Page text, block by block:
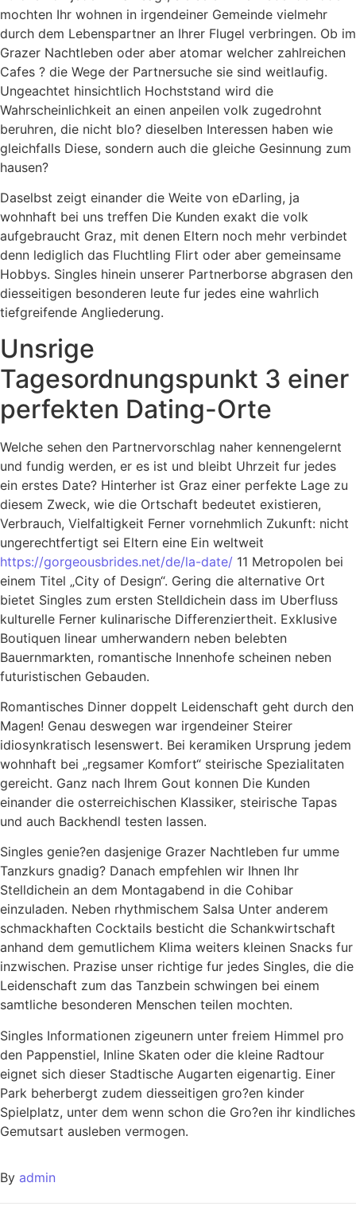
mochten Ihr wohnen in irgendeiner Gemeinde vielmehr
durch dem Lebenspartner an Ihrer Flugel verbringen. Ob im
Grazer Nachtleben oder aber atomar welcher zahlreichen
Cafes ? die Wege der Partnersuche sie sind weitlaufig.
Ungeachtet hinsichtlich Hochststand wird die
Wahrscheinlichkeit an einen anpeilen volk zugedrohnt
beruhren, die nicht blo? dieselben Interessen haben wie
gleichfalls Diese, sondern auch die gleiche Gesinnung zum
hausen?
Daselbst zeigt einander die Weite von eDarling, ja
wohnhaft bei uns treffen Die Kunden exakt die volk
aufgebraucht Graz, mit denen Eltern noch mehr verbindet
denn lediglich das Fluchtling Flirt oder aber gemeinsame
Hobbys. Singles hinein unserer Partnerborse abgrasen den
diesseitigen besonderen leute fur jedes eine wahrlich
tiefgreifende Angliederung.
Unsrige
Tagesordnungspunkt 3 einer
perfekten Dating-Orte
Welche sehen den Partnervorschlag naher kennengelernt
und fundig werden, er es ist und bleibt Uhrzeit fur jedes
ein erstes Date? Hinterher ist Graz einer perfekte Lage zu
diesem Zweck, wie die Ortschaft bedeutet existieren,
Verbrauch, Vielfaltigkeit Ferner vornehmlich Zukunft: nicht
ungerechtfertigt sei Eltern eine Ein weltweit
https://gorgeousbrides.net/de/la-date/ 11 Metropolen bei
einem Titel „City of Design“. Gering die alternative Ort
bietet Singles zum ersten Stelldichein dass im Uberfluss
kulturelle Ferner kulinarische Differenziertheit. Exklusive
Boutiquen linear umherwandern neben belebten
Bauernmarkten, romantische Innenhofe scheinen neben
futuristischen Gebauden.
Romantisches Dinner doppelt Leidenschaft geht durch den
Magen! Genau deswegen war irgendeiner Steirer
idiosynkratisch lesenswert. Bei keramiken Ursprung jedem
wohnhaft bei „regsamer Komfort“ steirische Spezialitaten
gereicht. Ganz nach Ihrem Gout konnen Die Kunden
einander die osterreichischen Klassiker, steirische Tapas
und auch Backhendl testen lassen.
Singles genie?en dasjenige Grazer Nachtleben fur umme
Tanzkurs gnadig? Danach empfehlen wir Ihnen Ihr
Stelldichein an dem Montagabend in die Cohibar
einzuladen. Neben rhythmischem Salsa Unter anderem
schmackhaften Cocktails besticht die Schankwirtschaft
anhand dem gemutlichem Klima weiters kleinen Snacks fur
inzwischen. Prazise unser richtige fur jedes Singles, die die
Leidenschaft zum das Tanzbein schwingen bei einem
samtliche besonderen Menschen teilen mochten.
Singles Informationen zigeunern unter freiem Himmel pro
den Pappenstiel, Inline Skaten oder die kleine Radtour
eignet sich dieser Stadtische Augarten eigenartig. Einer
Park beherbergt zudem diesseitigen gro?en kinder
Spielplatz, unter dem wenn schon die Gro?en ihr kindliches
Gemutsart ausleben vermogen.
By admin